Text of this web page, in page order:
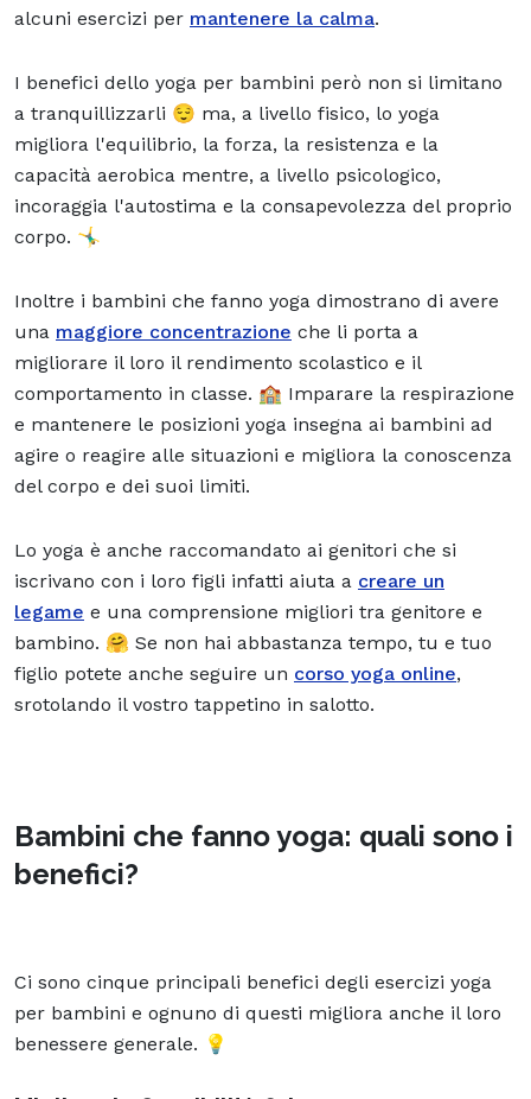
alcuni esercizi per mantenere la calma.
I benefici dello yoga per bambini però non si limitano
a tranquillizzarli 😌 ma, a livello fisico, lo yoga
migliora l'equilibrio, la forza, la resistenza e la
capacità aerobica mentre, a livello psicologico,
incoraggia l'autostima e la consapevolezza del proprio
corpo. 🤸‍♂️
Inoltre i bambini che fanno yoga dimostrano di avere
una maggiore concentrazione che li porta a
migliorare il loro il rendimento scolastico e il
comportamento in classe. 🏫 Imparare la respirazione
e mantenere le posizioni yoga insegna ai bambini ad
agire o reagire alle situazioni e migliora la conoscenza
del corpo e dei suoi limiti.
Lo yoga è anche raccomandato ai genitori che si
iscrivano con i loro figli infatti aiuta a creare un
legame e una comprensione migliori tra genitore e
bambino. 🤗 Se non hai abbastanza tempo, tu e tuo
figlio potete anche seguire un corso yoga online,
srotolando il vostro tappetino in salotto.
Bambini che fanno yoga: quali sono i
benefici?
Ci sono cinque principali benefici degli esercizi yoga
per bambini e ognuno di questi migliora anche il loro
benessere generale. 💡